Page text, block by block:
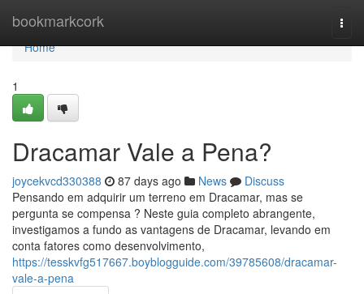
bookmarkcork
Home
Home
1
Dracamar Vale a Pena?
joycekvcd330388 87 days ago News
Discuss
Pensando em adquirir um terreno em Dracamar, mas se
pergunta se compensa ? Neste guia completo abrangente,
investigamos a fundo as vantagens de Dracamar, levando em
conta fatores como desenvolvimento,
https://tesskvfg517667.boyblogguide.com/39785608/dracamar-
vale-a-pena